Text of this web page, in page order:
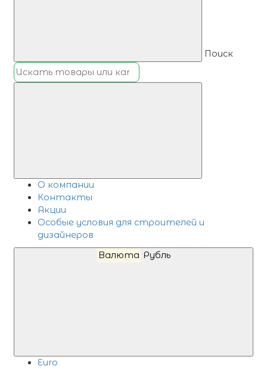
Поиск
О компании
Контакты
Акции
Особые условия для строителей и
дизайнеров
Валюта Рубль
Euro